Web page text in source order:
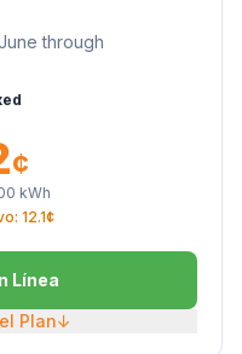
through
¢
kWh
12.1¢
Línea
Plan↓